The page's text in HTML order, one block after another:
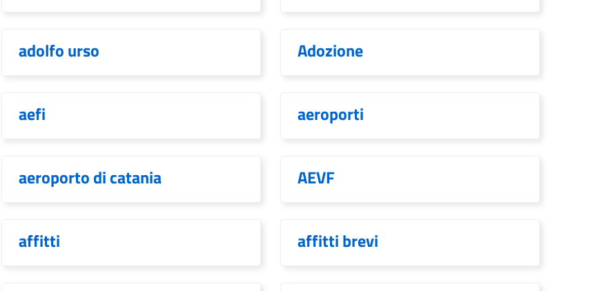
adolfo urso Adozione
aefi aeroporti
aeroporto di catania AEVF
affitti affitti brevi